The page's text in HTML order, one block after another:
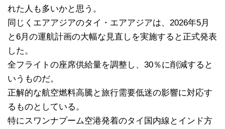
れた人も多いかと思う。
同じくエアアジアのタイ・エアアジアは、2026年5月
と6月の運航計画の大幅な見直しを実施すると正式発表
した。
全フライトの座席供給量を調整し、30％に削減すると
いうものだ。
正解的な航空燃料高騰と旅行需要低迷の影響に対応す
るものとしている。
特にスワンナプーム空港発着のタイ国内線とインド方